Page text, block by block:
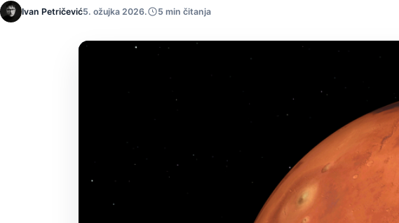
Ivan Petričević5. ožujka 2026. 5 min čitanja